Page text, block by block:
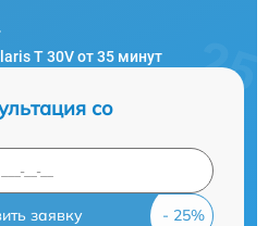
T 30V от 35 минут
со
заявку